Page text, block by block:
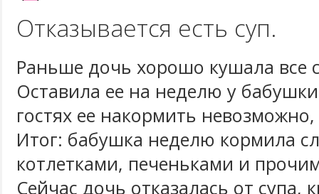
Отказывается есть суп.
Раньше дочь хорошо кушала все
Оставила ее на неделю у
гостях ее накормить
Итог: бабушка неделю кормила
котлетками, печеньками и
Сейчас дочь отказалась от супа,